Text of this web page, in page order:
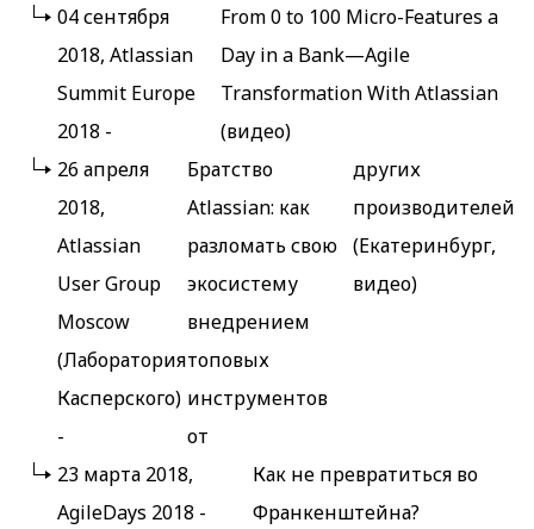
04 сентября
2018, Atlassian
Summit Europe
2018 -
From 0 to 100 Micro-Features a
Day in a Bank—Agile
Transformation With Atlassian
(видео)
26 апреля
2018,
Atlassian
User Group
Moscow
(Лаборатория
Касперского)
-
Братство
Atlassian: как
разломать свою
экосистему
внедрением
топовых
инструментов
от
других
производителей
(Екатеринбург,
видео)
23 марта 2018,
AgileDays 2018 -
Как не превратиться во
Франкенштейна?